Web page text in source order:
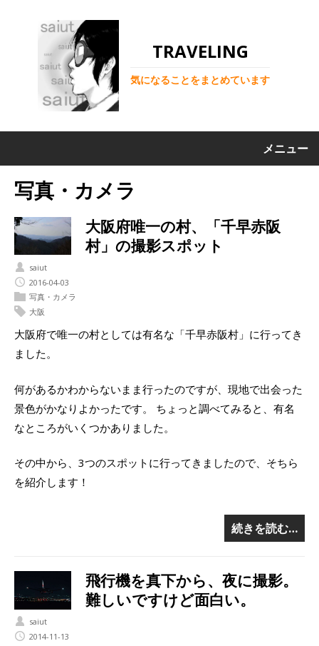
TRAVELING
気になることをまとめています
メニュー
写真・カメラ
大阪府唯一の村、「千早赤阪
村」の撮影スポット
saiut
2016-04-03
写真・カメラ
大阪
大阪府で唯一の村としては有名な「千早赤阪村」に行ってき
ました。
何があるかわからないまま行ったのですが、現地で出会った
景色がかなりよかったです。 ちょっと調べてみると、有名
なところがいくつかありました。
その中から、3つのスポットに行ってきましたので、そちら
を紹介します！
続きを読む…
飛行機を真下から、夜に撮影。
難しいですけど面白い。
saiut
2014-11-13